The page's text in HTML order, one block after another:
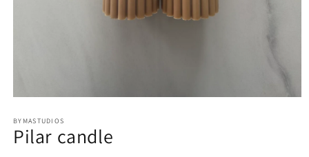
openen
in
modaal
BYMASTUDIOS
Pilar candle